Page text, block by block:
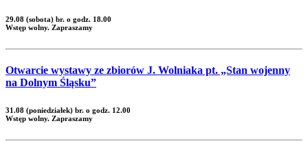
29.08 (sobota) br. o godz. 18.00
Wstęp wolny. Zapraszamy
Otwarcie wystawy ze zbiorów J. Wolniaka pt. „Stan wojenny
na Dolnym Śląsku”
31.08 (poniedziałek) br. o godz. 12.00
Wstęp wolny. Zapraszamy